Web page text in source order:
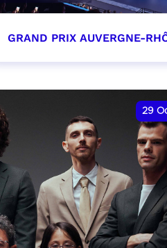
GRAND PRIX AUVERGNE-
29